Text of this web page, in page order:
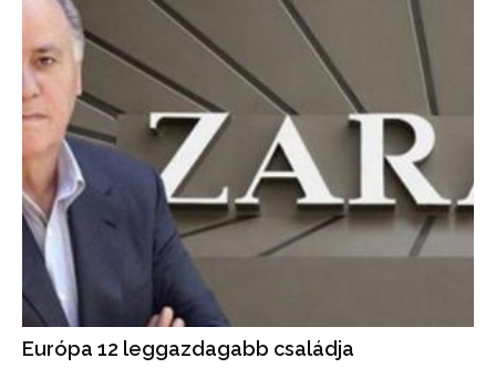
Európa 12 leggazdagabb családja